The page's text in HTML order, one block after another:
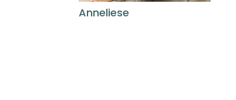
Anneliese